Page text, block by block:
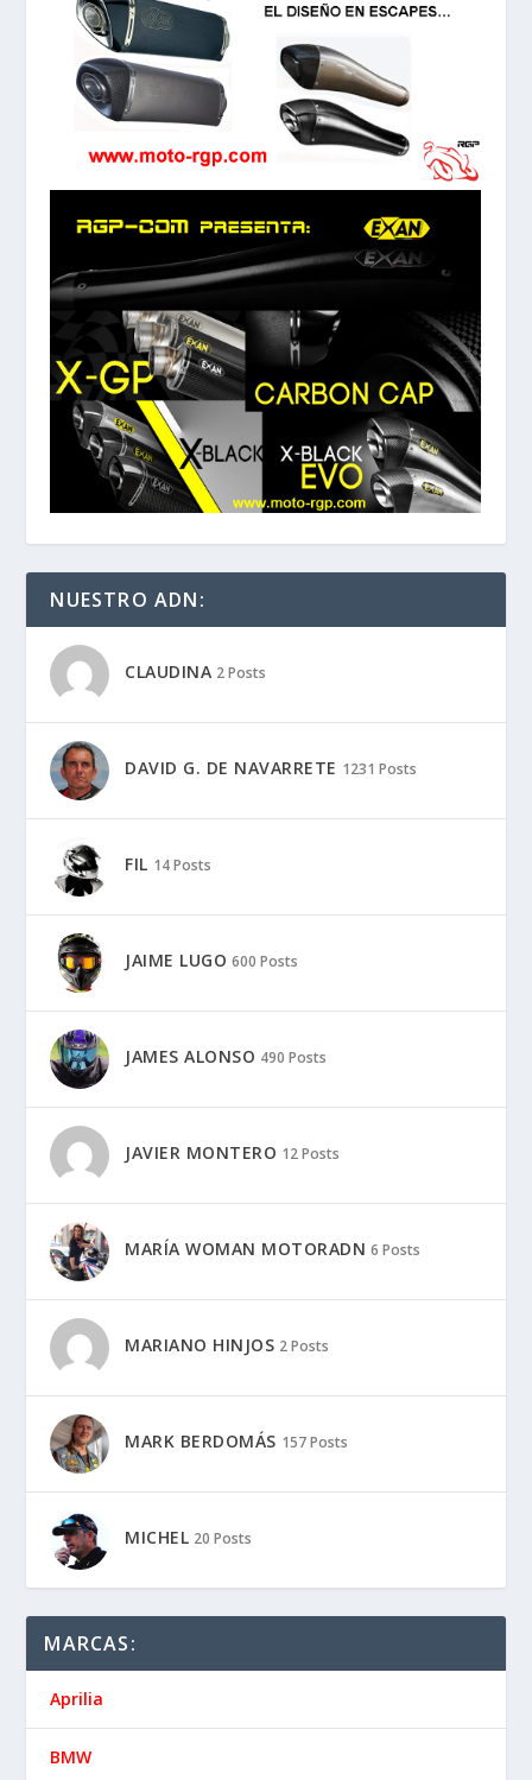
NUESTRO ADN:
CLAUDINA 2 Posts
DAVID G. DE NAVARRETE 1231 Posts
FIL 14 Posts
JAIME LUGO 600 Posts
JAMES ALONSO 490 Posts
JAVIER MONTERO 12 Posts
MARÍA WOMAN MOTORADN 6 Posts
MARIANO HINJOS 2 Posts
MARK BERDOMÁS 157 Posts
MICHEL 20 Posts
MARCAS:
Aprilia
BMW